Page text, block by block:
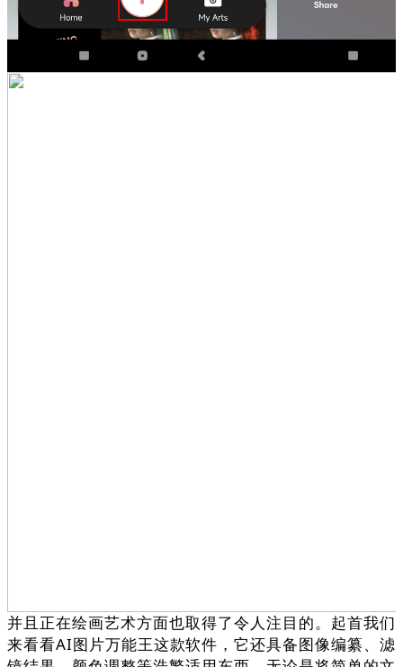
并且正在绘画艺术方面也取得了令人注目的。起首我们
来看看AI图片万能王这款软件，它还具备图像编纂、滤